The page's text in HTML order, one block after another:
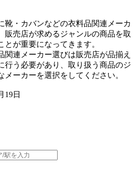
靴・カバンなどの衣料品関連メーカ
販売店が求めるジャンルの商品を取
とが重要になってきます。
関連メーカー選びは販売店が品揃え
行う必要があり、取り扱う商品のジ
メーカーを選択をしてください。
19日